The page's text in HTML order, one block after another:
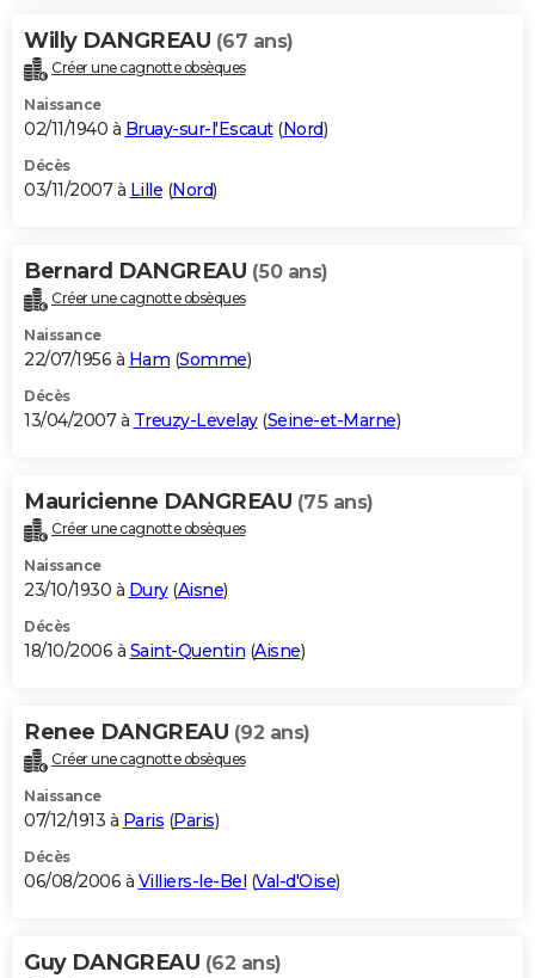
Willy DANGREAU (67 ans)
Créer une cagnotte obsèques
Naissance
02/11/1940 à Bruay-sur-l'Escaut(Nord)
Décès
03/11/2007 à Lille (Nord)
Bernard DANGREAU (50 ans)
Créer une cagnotte obsèques
Naissance
22/07/1956 à Ham (Somme)
Décès
13/04/2007 à Treuzy-Levelay(Seine-et-Marne)
Mauricienne DANGREAU (75 ans)
Créer une cagnotte obsèques
Naissance
23/10/1930 à Dury(Aisne)
Décès
18/10/2006 à Saint-Quentin (Aisne)
Renee DANGREAU (92 ans)
Créer une cagnotte obsèques
Naissance
07/12/1913 à Paris (Paris)
Décès
06/08/2006 à Villiers-le-Bel (Val-d'Oise)
Guy DANGREAU (62 ans)